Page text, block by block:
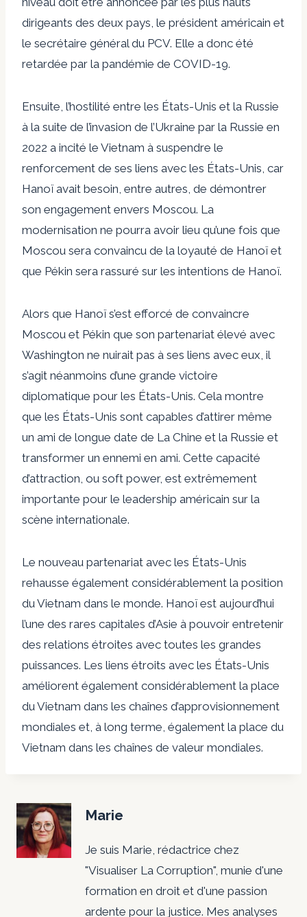
dirigeants des deux pays, le président américain et
le secrétaire général du PCV. Elle a donc été
retardée par la pandémie de COVID-19.
Ensuite, l’hostilité entre les États-Unis et la Russie
à la suite de l’invasion de l’Ukraine par la Russie en
2022 a incité le Vietnam à suspendre le
renforcement de ses liens avec les États-Unis, car
Hanoï avait besoin, entre autres, de démontrer
son engagement envers Moscou. La
modernisation ne pourra avoir lieu qu’une fois que
Moscou sera convaincu de la loyauté de Hanoï et
que Pékin sera rassuré sur les intentions de Hanoï.
Alors que Hanoï s’est efforcé de convaincre
Moscou et Pékin que son partenariat élevé avec
Washington ne nuirait pas à ses liens avec eux, il
s’agit néanmoins d’une grande victoire
diplomatique pour les États-Unis. Cela montre
que les États-Unis sont capables d’attirer même
un ami de longue date de La Chine et la Russie et
transformer un ennemi en ami. Cette capacité
d’attraction, ou soft power, est extrêmement
importante pour le leadership américain sur la
scène internationale.
Le nouveau partenariat avec les États-Unis
rehausse également considérablement la position
du Vietnam dans le monde. Hanoï est aujourd’hui
l’une des rares capitales d’Asie à pouvoir entretenir
des relations étroites avec toutes les grandes
puissances. Les liens étroits avec les États-Unis
améliorent également considérablement la place
du Vietnam dans les chaînes d’approvisionnement
mondiales et, à long terme, également la place du
Vietnam dans les chaînes de valeur mondiales.
Marie
Je suis Marie, rédactrice chez
"Visualiser La Corruption", munie d'une
formation en droit et d'une passion
ardente pour la justice. Mes analyses